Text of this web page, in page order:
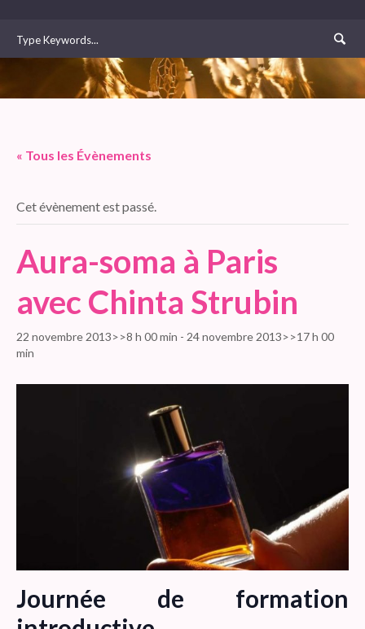
« Tous les Évènements
Cet évènement est passé.
Aura-soma à Paris
avec Chinta Strubin
22 novembre 2013>>8 h 00 min - 24 novembre 2013>>17 h 00
min
Journée de formation